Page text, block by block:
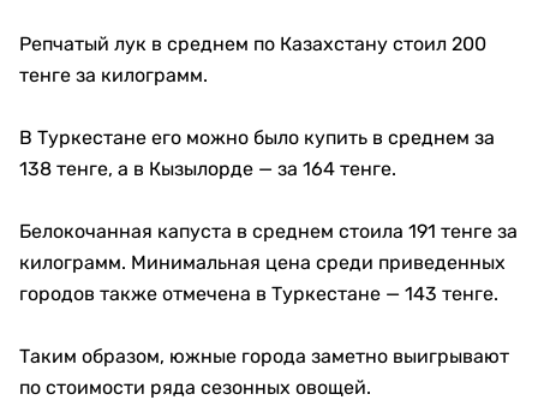
Репчатый лук в среднем по Казахстану стоил 200
тенге за килограмм.
В Туркестане его можно было купить в среднем за
138 тенге, а в Кызылорде — за 164 тенге.
Белокочанная капуста в среднем стоила 191 тенге за
килограмм. Минимальная цена среди приведенных
городов также отмечена в Туркестане — 143 тенге.
Таким образом, южные города заметно выигрывают
по стоимости ряда сезонных овощей.